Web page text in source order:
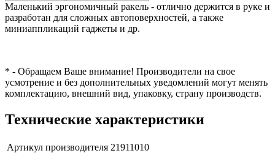
Маленький эргономичный ракель - отлично держится в руке и
разработан для сложных автоповерхностей, а также
миниаппликаций гаджеты и др.
* - Обращаем Ваше внимание! Производители на свое
усмотрение и без дополнительных уведомлений могут менять
комплектацию, внешний вид, упаковку, страну производств.
Технические характеристики
Артикул производителя 21911010